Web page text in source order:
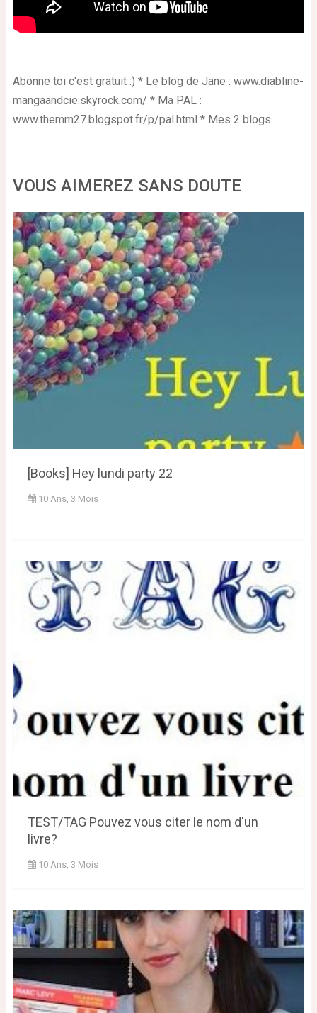
Abonne toi c'est gratuit :) * Le blog de Jane : www.diabline-
mangaandcie.skyrock.com/ * Ma PAL :
www.themm27.blogspot.fr/p/pal.html * Mes 2 blogs ...
VOUS AIMEREZ SANS DOUTE
[Books] Hey lundi party 22
10 Ans, 3 Mois
TEST/TAG Pouvez vous citer le nom d'un
livre?
10 Ans, 3 Mois